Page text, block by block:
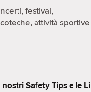
festival,
attività sportive
nostriSafety Tipse le